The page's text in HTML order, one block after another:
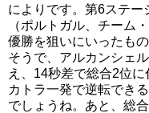
によりです。第6ステー
（ポルトガル、チーム
優勝を狙いにいったも
そうで、アルカンシェ
え、14秒差で総合2位
カトラ一発で逆転でき
でしょうね。あと、総